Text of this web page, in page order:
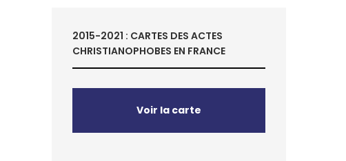
2015-2021 : CARTES DES ACTES
CHRISTIANOPHOBES EN FRANCE
Voir la carte